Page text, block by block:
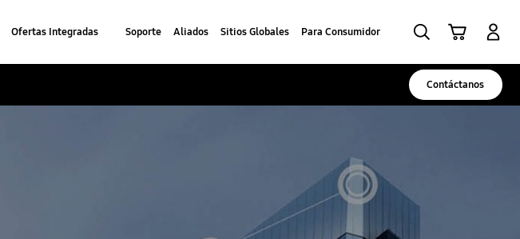
Ofertas Integradas Soporte Aliados Sitios Globales Para Consumidor
Contáctanos